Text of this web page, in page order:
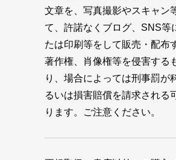
文章を、写真撮影やスキャン
て、許諾なくブログ、SNS等
たは印刷等をして販売・配布
著作権、肖像権等を侵害する
り、場合によっては刑事罰が
るいは損害賠償を請求される
ります。ご注意ください。